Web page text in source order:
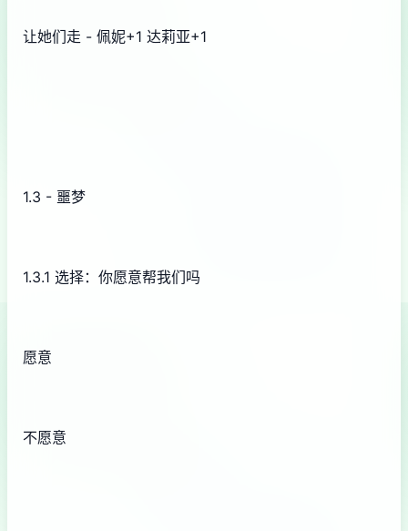
让她们走 - 佩妮+1 达莉亚+1
1.3 - 噩梦
1.3.1 选择：你愿意帮我们吗
愿意
不愿意